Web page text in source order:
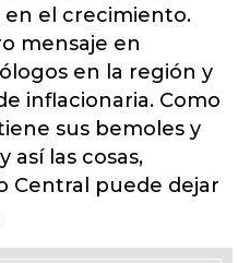
el crecimiento.
mensaje en
en la región y
inflacionaria. Como
sus bemoles y
así las cosas,
Central puede dejar